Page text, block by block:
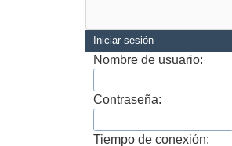
Iniciar sesión
Nombre de usuario:
Contraseña:
Tiempo de conexión: